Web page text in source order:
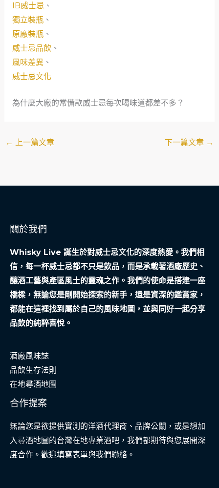
IB威士忌 、
獨立裝瓶、
原廠裝瓶、
威士忌品飲、
風味差異、
威士忌文化
為什麼大廠的常備款威士忌每次喝味道都差不多？
← 上一篇文章 下一篇文章 →
關於我們
Whisky Live 誕生於對威士忌文化的深度熱愛。我們相
信，每一杯威士忌都不只是飲品，而是承載著酒廠歷史、
釀酒工藝與產區風土的靈魂之作。我們的使命是搭建一座
橋樑，無論您是剛開始探索的新手，還是資深的鑑賞家，
都能在這裡找到屬於自己的風味地圖，並與同好一起分享
品飲的純粹喜悅。
酒廠風味誌
品飲生存法則
在地尋酒地圖
合作提案
無論您是欲提供實測的洋酒代理商、品牌公關，或是想加
入尋酒地圖的台灣在地專業酒吧，我們都期待與您展開深
度合作。歡迎填寫表單與我們聯絡。